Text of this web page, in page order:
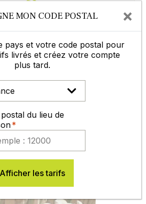
vendredi
à 12h et de 14h à 17h30
99 70
Contactez-nous
aussi
non traité
MON CODE POSTAL ×
pays et votre code postal pour
livrés et créez votre compte
plus tard.
du lieu de
Afficher les tarifs